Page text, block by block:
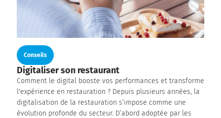
Conseils
Digitaliser son restaurant
Comment le digital booste vos performances et transforme
l'expérience en restauration ? Depuis plusieurs années, la
digitalisation de la restauration s’impose comme une
évolution profonde du secteur. D’abord adoptée par les